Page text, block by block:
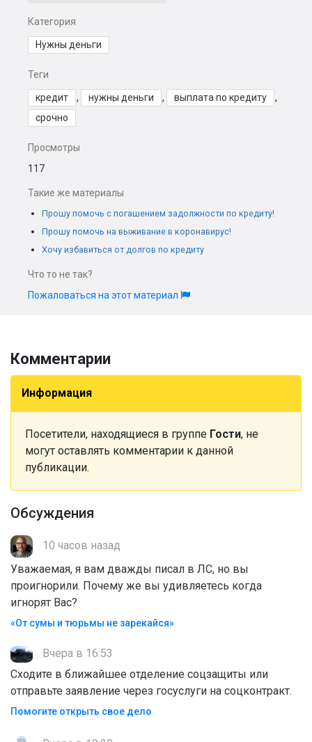
Категория
Нужны деньги
Теги
кредит , нужны деньги , выплата по кредиту
,
срочно
Просмотры
117
Такие же материалы
Прошу помочь с погашением задолжности по кредиту!
Прошу помочь на выживание в коронавирус!
Хочу избавиться от долгов по кредиту
Что то не так?
Пожаловаться на этот материал
Комментарии
Информация
Посетители, находящиеся в группе Гости, не
могут оставлять комментарии к данной
публикации.
Обсуждения
10 часов назад
Уважаемая, я вам дважды писал в ЛС, но вы
проигнорили. Почему же вы удивляетесь когда
игнорят Вас?
«От сумы и тюрьмы не зарекайся»
Вчера в 16:53
Сходите в ближайшее отделение соцзащиты или
отправьте заявление через госуслуги на соцконтракт.
Помогите открыть свое дело